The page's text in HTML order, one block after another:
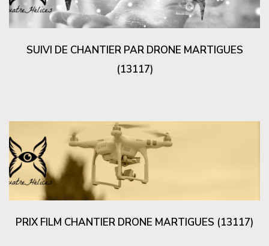
SUIVI DE CHANTIER PAR DRONE MARTIGUES
(13117)
PRIX FILM CHANTIER DRONE MARTIGUES (13117)